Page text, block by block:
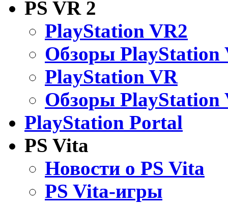
PS VR 2
PlayStation VR2
Обзоры PlayStation
PlayStation VR
Обзоры PlayStation
PlayStation Portal
PS Vita
Новости о PS Vita
PS Vita-игры